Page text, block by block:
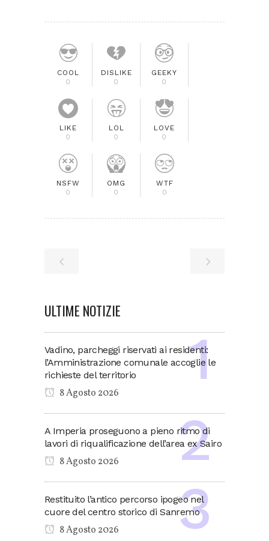
COOL
0
DISLIKE
0
GEEKY
0
LIKE
0
LOL
0
LOVE
0
NSFW
0
OMG
0
WTF
0
ULTIME NOTIZIE
Vadino, parcheggi riservati ai residenti:
l’Amministrazione comunale accoglie le
richieste del territorio
8 Agosto 2026
A Imperia proseguono a pieno ritmo di
lavori di riqualificazione dell’area ex Sairo
8 Agosto 2026
Restituito l’antico percorso ipogeo nel
cuore del centro storico di Sanremo
8 Agosto 2026